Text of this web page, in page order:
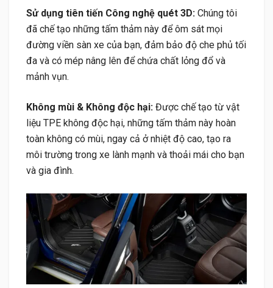
Sử dụng tiên tiến Công nghệ quét 3D: Chúng tôi
đã chế tạo những tấm thảm này để ôm sát mọi
đường viền sàn xe của bạn, đảm bảo độ che phủ tối
đa và có mép nâng lên để chứa chất lỏng đổ và
mảnh vụn.
Không mùi & Không độc hại: Được chế tạo từ vật
liệu TPE không độc hại, những tấm thảm này hoàn
toàn không có mùi, ngay cả ở nhiệt độ cao, tạo ra
môi trường trong xe lành mạnh và thoải mái cho bạn
và gia đình.